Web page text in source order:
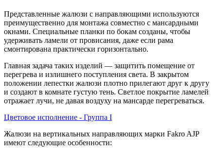
Представленные жалюзи с направляющими используются
преимущественно для монтажа совместно с мансардными
окнами. Специальные планки по бокам созданы, чтобы
удерживать ламели от провисания, даже если рама
смонтирована практически горизонтально.
Главная задача таких изделий — защитить помещение от
перегрева и излишнего поступления света. В закрытом
положении лепестки жалюзи плотно прилегают друг к другу
и создают в комнате густую тень. Светлое покрытие ламелей
отражает лучи, не давая воздуху на мансарде перегреваться.
Цветовое исполнение - Группа I
Жалюзи на вертикальных направляющих марки Fakro AJP
имеют следующие особенности: